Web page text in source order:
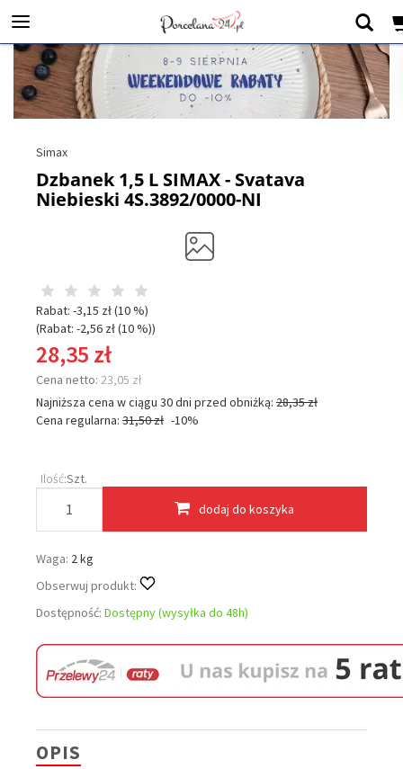
Simax
Dzbanek 1,5 L SIMAX - Svatava
Niebieski 4S.3892/0000-NI
Rabat: -3,15 zł(10 %)
(Rabat: -2,56 zł(10 %))
28,35 zł
Cena netto: 23,05 zł
Najniższa cena w ciągu 30 dni przed obniżką: 28,35 zł
Cena regularna: 31,50 zł -10%
Ilość:Szt.
dodaj do koszyka
Waga: 2 kg
Obserwuj produkt:
Dostępność: Dostępny (wysyłka do 48h)
OPIS